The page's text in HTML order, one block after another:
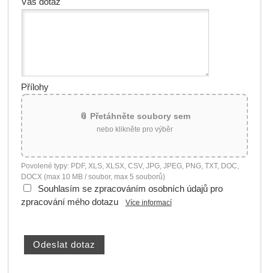
Přílohy
📎 Přetáhněte soubory sem
nebo klikněte pro výběr
Povolené typy: PDF, XLS, XLSX, CSV, JPG, JPEG, PNG, TXT, DOC,
DOCX (max 10 MB / soubor, max 5 souborů)
Souhlasím se zpracováním osobních údajů pro
zpracování mého dotazu
Více informací